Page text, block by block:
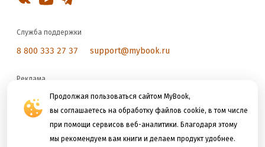
Продолжая пользоваться сайтом MyBook,
вы соглашаетесь на обработку файлов cookie, в том числе
при помощи сервисов веб-аналитики. Благодаря этому
мы рекомендуем вам книги и делаем продукт удобнее.
Служба поддержки
8 800 333 27 37 support@mybook.ru
Реклама
reklama@litres.ru
Мы принимаем к оплате